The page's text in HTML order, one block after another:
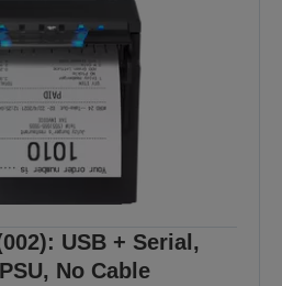
USB + Serial,
No Cable